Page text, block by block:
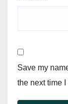
Save my
the next time I